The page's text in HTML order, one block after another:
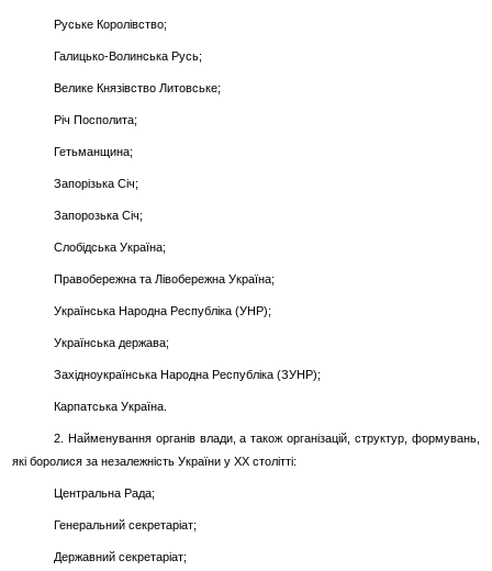
Руське Королівство;
Галицько-Волинська Русь;
Велике Князівство Литовське;
Річ Посполита;
Гетьманщина;
Запорізька Січ;
Запорозька Січ;
Слобідська Україна;
Правобережна та Лівобережна Україна;
Українська Народна Республіка (УНР);
Українська держава;
Західноукраїнська Народна Республіка (ЗУНР);
Карпатська Україна.
2. Найменування органів влади, а також організацій, структур, формувань,
які боролися за незалежність України у ХХ столітті:
Центральна Рада;
Генеральний секретаріат;
Державний секретаріат;